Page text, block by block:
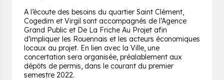
A l’écoute des besoins du quartier Saint Clément,
Cogedim et Virgil sont accompagnés de l’Agence
Grand Public et De La Friche Au Projet afin
d’impliquer les Rouennais et les acteurs économiques
locaux au projet. En lien avec la Ville, une
concertation sera organisée, préalablement aux
dépôts de permis, dans le courant du premier
semestre 2022.